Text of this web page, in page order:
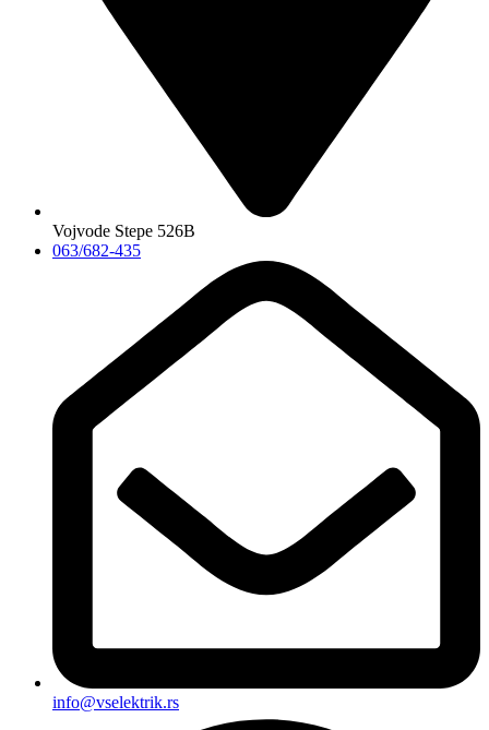
Vojvode Stepe 526B
063/682-435
info@vselektrik.rs